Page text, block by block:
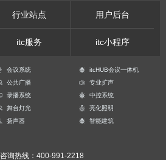
行业站点 用户后台
itc服务 itc小程序
会议系统
itcHUB会议一体机
公共广播
专业扩声
录播系统
中控系统
舞台灯光
亮化照明
扬声器
智能建筑
咨询热线：400-991-2218